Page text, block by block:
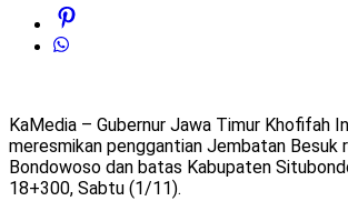
KaMedia – Gubernur Jawa Timur Khofifah
meresmikan penggantian Jembatan Besuk
Bondowoso dan batas Kabupaten
18+300, Sabtu (1/11).